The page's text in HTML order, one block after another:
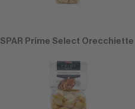
SPAR Prime Select Orecchiette